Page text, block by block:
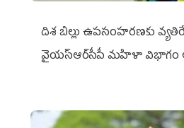
దిశ బిల్లు ఉపసంహరణకు
వైయ‌స్ఆర్‌సీపీ మహిళా విభాగం